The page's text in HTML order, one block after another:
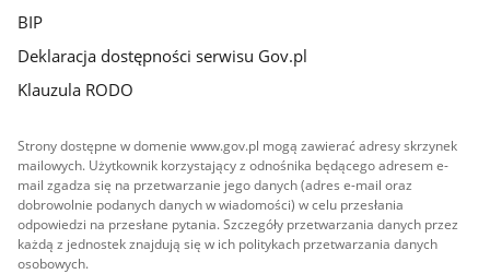
BIP
Deklaracja dostępności serwisu Gov.pl
Klauzula RODO
Strony dostępne w domenie www.gov.pl mogą zawierać adresy skrzynek
mailowych. Użytkownik korzystający z odnośnika będącego adresem e-
mail zgadza się na przetwarzanie jego danych (adres e-mail oraz
dobrowolnie podanych danych w wiadomości) w celu przesłania
odpowiedzi na przesłane pytania. Szczegóły przetwarzania danych przez
każdą z jednostek znajdują się w ich politykach przetwarzania danych
osobowych.